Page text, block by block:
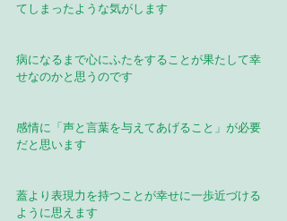
てしまったような気がします
病になるまで心にふたをすることが果たして幸
せなのかと思うのです
感情に「声と言葉を与えてあげること」が必要
だと思います
蓋より表現力を持つことが幸せに一歩近づける
ように思えます